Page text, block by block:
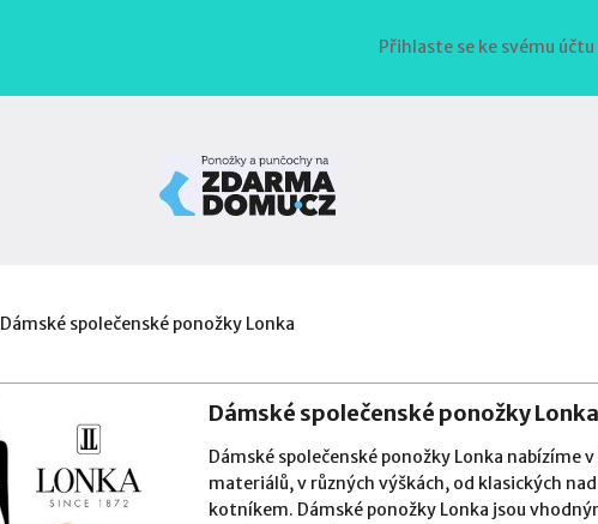
Přihlaste se ke svému účtu
Dámské společenské ponožky Lonka
Dámské společenské ponožky Lonka
Dámské společenské ponožky Lonka nabízíme
materiálů, v různých výškách, od klasických
kotníkem. Dámské ponožky Lonka jsou